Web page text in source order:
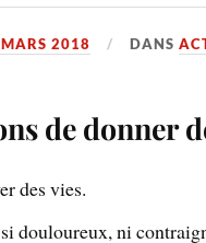
2018 DANS
de donner
des vies.
douloureux, ni